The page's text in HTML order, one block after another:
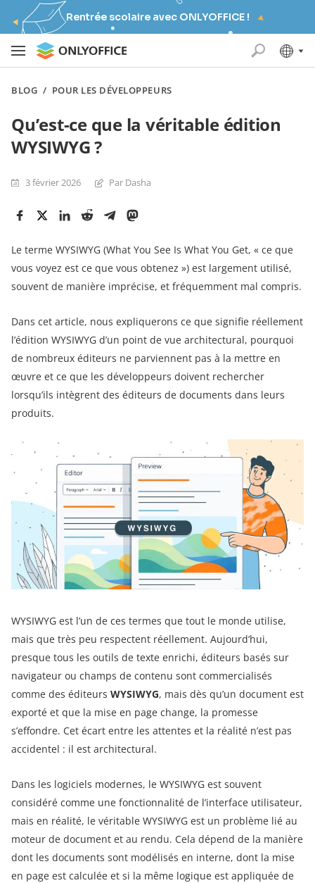
Rentrée scolaire avec ONLYOFFICE !
BLOG / POUR LES DÉVELOPPEURS
Qu’est-ce que la véritable édition
WYSIWYG ?
3 février 2026 Par Dasha
Le terme WYSIWYG (What You See Is What You Get, « ce que
vous voyez est ce que vous obtenez ») est largement utilisé,
souvent de manière imprécise, et fréquemment mal compris.
Dans cet article, nous expliquerons ce que signifie réellement
l’édition WYSIWYG d’un point de vue architectural, pourquoi
de nombreux éditeurs ne parviennent pas à la mettre en
œuvre et ce que les développeurs doivent rechercher
lorsqu’ils intègrent des éditeurs de documents dans leurs
produits.
WYSIWYG est l’un de ces termes que tout le monde utilise,
mais que très peu respectent réellement. Aujourd’hui,
presque tous les outils de texte enrichi, éditeurs basés sur
navigateur ou champs de contenu sont commercialisés
comme des éditeurs WYSIWYG, mais dès qu’un document est
exporté et que la mise en page change, la promesse
s’effondre. Cet écart entre les attentes et la réalité n’est pas
accidentel : il est architectural.
Dans les logiciels modernes, le WYSIWYG est souvent
considéré comme une fonctionnalité de l’interface utilisateur,
mais en réalité, le véritable WYSIWYG est un problème lié au
moteur de document et au rendu. Cela dépend de la manière
dont les documents sont modélisés en interne, dont la mise
en page est calculée et si la même logique est appliquée de